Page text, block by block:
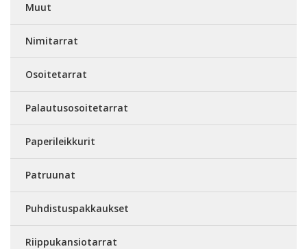
Muut
Nimitarrat
Osoitetarrat
Palautusosoitetarrat
Paperileikkurit
Patruunat
Puhdistuspakkaukset
Riippukansiotarrat